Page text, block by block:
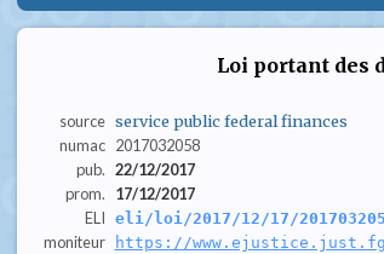
Loi portant des
source service public federal finances
numac 2017032058
pub. 22/12/2017
prom.
17/12/2017
ELI eli/loi/2017/12/17/
moniteur https://